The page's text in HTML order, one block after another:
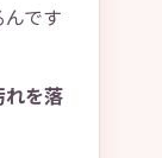
です
れを落